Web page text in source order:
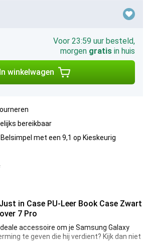
Voor 23:59 uur besteld,
morgen gratis in huis
In winkelwagen
bereikbaar
met een 9,1 op Kieskeurig
in Case PU-Leer Book Case Zwart
7 Pro
accessoire om je Samsung Galaxy
te geven die hij verdient? Kijk dan niet